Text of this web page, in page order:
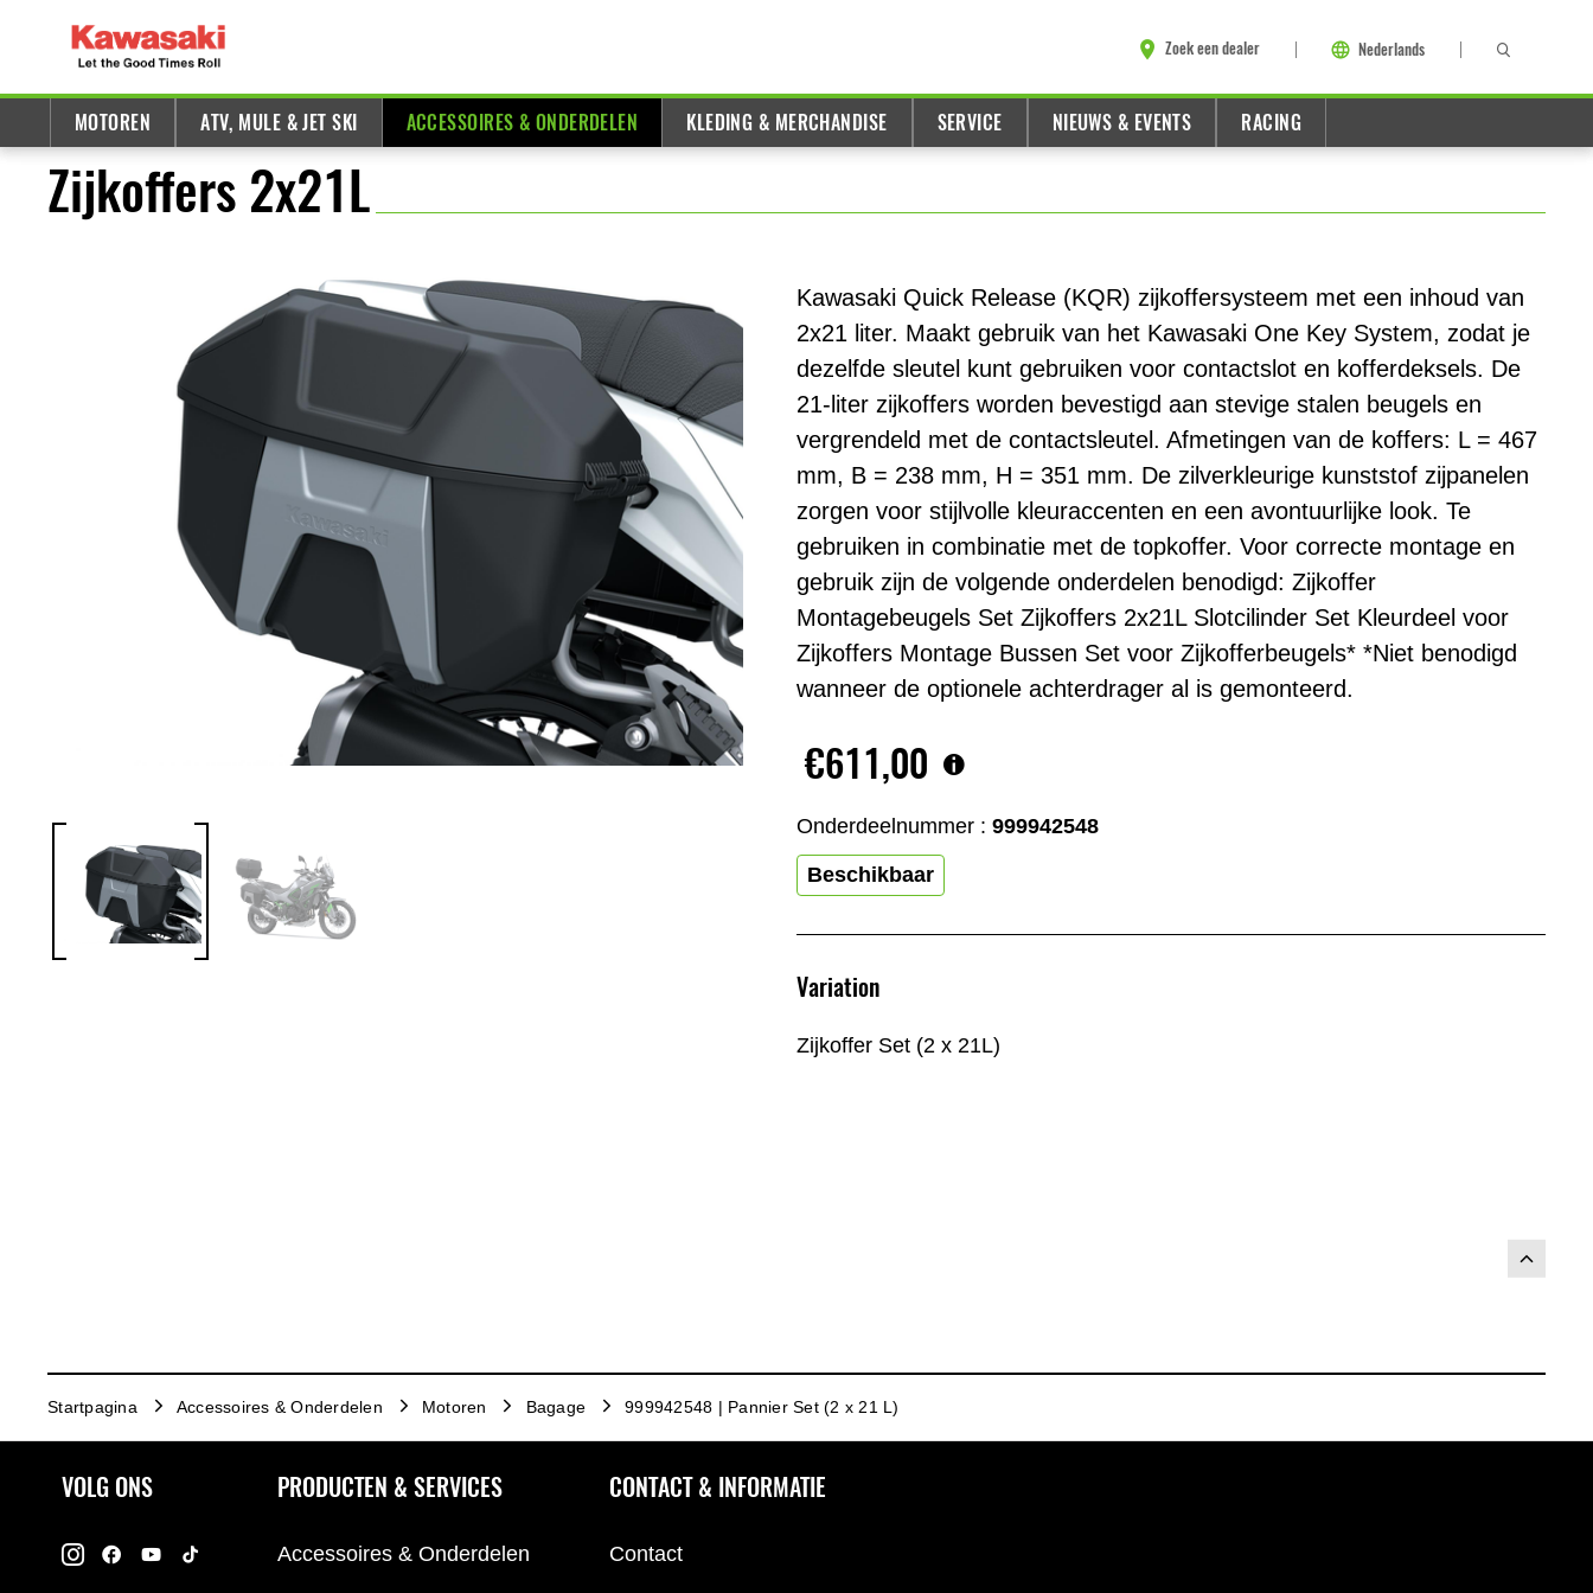
Zoek een dealer Nederlands
MOTOREN ATV, MULE & JET SKI ACCESSOIRES & ONDERDELEN KLEDING & MERCHANDISE SERVICE NIEUWS & EVENTS RACING
Zijkoffers 2x21L
Kawasaki Quick Release (KQR) zijkoffersysteem met een inhoud van
2x21 liter. Maakt gebruik van het Kawasaki One Key System, zodat je
dezelfde sleutel kunt gebruiken voor contactslot en kofferdeksels. De
21-liter zijkoffers worden bevestigd aan stevige stalen beugels en
vergrendeld met de contactsleutel. Afmetingen van de koffers: L = 467
mm, B = 238 mm, H = 351 mm. De zilverkleurige kunststof zijpanelen
zorgen voor stijlvolle kleuraccenten en een avontuurlijke look. Te
gebruiken in combinatie met de topkoffer. Voor correcte montage en
gebruik zijn de volgende onderdelen benodigd: Zijkoffer
Montagebeugels Set Zijkoffers 2x21L Slotcilinder Set Kleurdeel voor
Zijkoffers Montage Bussen Set voor Zijkofferbeugels* *Niet benodigd
wanneer de optionele achterdrager al is gemonteerd.
€611,00
Onderdeelnummer : 999942548
Beschikbaar
Variation
Zijkoffer Set (2 x 21L)
Startpagina Accessoires & Onderdelen Motoren Bagage 999942548 | Pannier Set (2 x 21 L)
VOLG ONS PRODUCTEN & SERVICES
Accessoires & Onderdelen
CONTACT & INFORMATIE
Contact